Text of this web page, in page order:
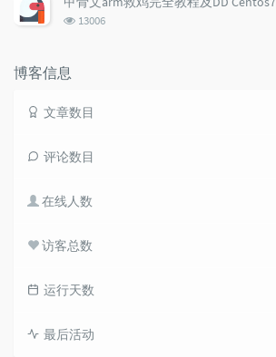
数:
浏
13006
博客信息
文章数目
评论数目
在线人数
访客总数
运行天数
最后活动